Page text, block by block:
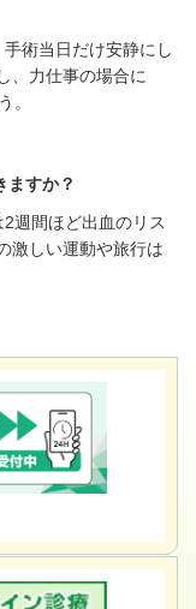
術当日だけ安静にし
、力仕事の場合に
。
ますか？
週間ほど出血のリス
激しい運動や旅行は